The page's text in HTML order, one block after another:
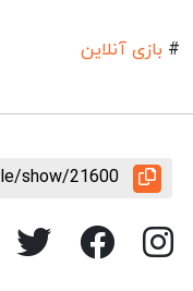
# بازی آنلاین
show/21600